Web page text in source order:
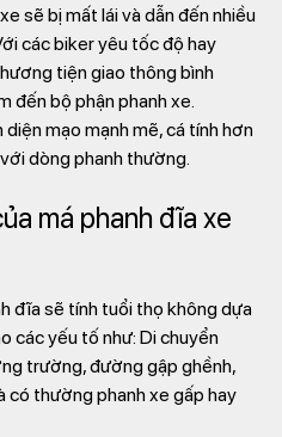
sẽ bị mất lái và dẫn đến nhiều
các biker yêu tốc độ hay
tiện giao thông bình
đến bộ phận phanh xe.
mạo mạnh mẽ, cá tính hơn
dòng phanh thường.
má phanh đĩa xe
đĩa sẽ tính tuổi thọ không dựa
các yếu tố như: Di chuyển
trường, đường gập ghềnh,
có thường phanh xe gấp hay